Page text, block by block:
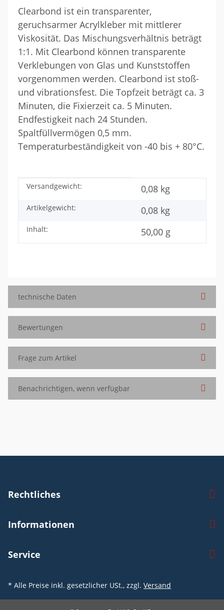
Clearbond ist ein transparenter,
geruchsarmer Acrylkleber mit mittlerer
Viskosität. Das Mischungsverhältnis beträgt
1:1. Mit Clearbond können transparente
Verklebungen von Glas und Kunststoffen
vorgenommen werden. Clearbond ist stoß-
und vibrationsfest. Die Topfzeit beträgt ca. 3
Minuten, die Fixierzeit ca. 5 Minuten.
Endfestigkeit nach 24 Stunden.
Spaltfüllvermögen 0,5 mm.
Temperaturbeständigkeit von -40 bis + 80°C.
Produkteigenschaft
Wert
Versandgewicht: 0,08 kg
Artikelgewicht: 0,08 kg
Inhalt: 50,00 g
technische Daten
Bewertungen
Frage zum Artikel
Benachrichtigen, wenn verfügbar
Rechtliches
Informationen
Service
* Alle Preise inkl. gesetzlicher USt., zzgl. Versand